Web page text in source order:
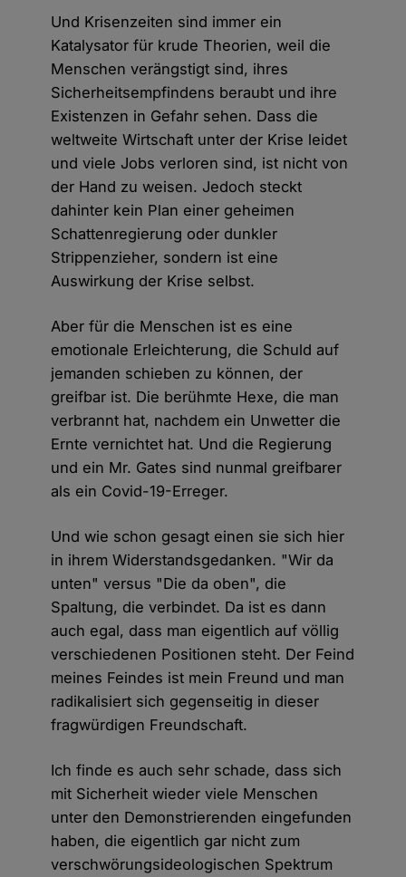
Und Krisenzeiten sind immer ein
Katalysator für krude Theorien, weil die
Menschen verängstigt sind, ihres
Sicherheitsempfindens beraubt und ihre
Existenzen in Gefahr sehen. Dass die
weltweite Wirtschaft unter der Krise leidet
und viele Jobs verloren sind, ist nicht von
der Hand zu weisen. Jedoch steckt
dahinter kein Plan einer geheimen
Schattenregierung oder dunkler
Strippenzieher, sondern ist eine
Auswirkung der Krise selbst.
Aber für die Menschen ist es eine
emotionale Erleichterung, die Schuld auf
jemanden schieben zu können, der
greifbar ist. Die berühmte Hexe, die man
verbrannt hat, nachdem ein Unwetter die
Ernte vernichtet hat. Und die Regierung
und ein Mr. Gates sind nunmal greifbarer
als ein Covid-19-Erreger.
Und wie schon gesagt einen sie sich hier
in ihrem Widerstandsgedanken. "Wir da
unten" versus "Die da oben", die
Spaltung, die verbindet. Da ist es dann
auch egal, dass man eigentlich auf völlig
verschiedenen Positionen steht. Der Feind
meines Feindes ist mein Freund und man
radikalisiert sich gegenseitig in dieser
fragwürdigen Freundschaft.
Ich finde es auch sehr schade, dass sich
mit Sicherheit wieder viele Menschen
unter den Demonstrierenden eingefunden
haben, die eigentlich gar nicht zum
verschwörungsideologischen Spektrum